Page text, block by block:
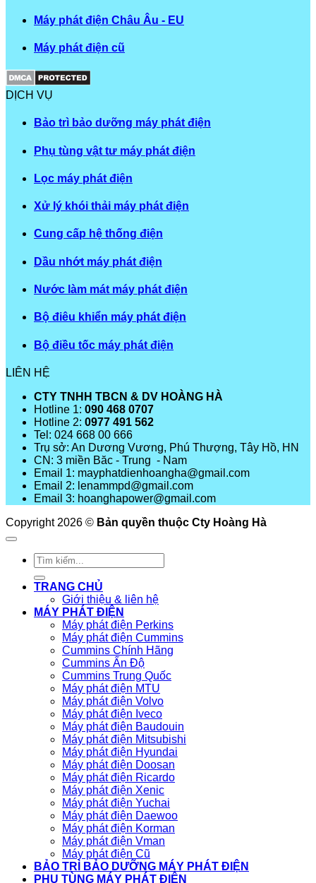
Máy phát điện Châu Âu - EU
Máy phát điện cũ
DỊCH VỤ
Bảo trì bảo dưỡng máy phát điện
Phụ tùng vật tư máy phát điện
Lọc máy phát điện
Xử lý khói thải máy phát điện
Cung cấp hệ thống điện
Dầu nhớt máy phát điện
Nước làm mát máy phát điện
Bộ điêu khiển máy phát điện
Bộ điều tốc máy phát điện
LIÊN HỆ
CTY TNHH TBCN & DV HOÀNG HÀ
Hotline 1: 090 468 0707
Hotline 2: 0977 491 562
Tel: 024 668 00 666
Trụ sở: An Dương Vương, Phú Thượng, Tây Hồ, HN
CN: 3 miền Băc - Trung - Nam
Email 1: mayphatdienhoangha@gmail.com
Email 2: lenammpd@gmail.com
Email 3: hoanghapower@gmail.com
Copyright 2026 © Bản quyền thuộc Cty Hoàng Hà
Tìm
kiếm:
TRANG CHỦ
Giới thiệu & liên hệ
MÁY PHÁT ĐIỆN
Máy phát điện Perkins
Máy phát điện Cummins
Cummins Chính Hãng
Cummins Ấn Độ
Cummins Trung Quốc
Máy phát điện MTU
Máy phát điện Volvo
Máy phát điện Iveco
Máy phát điện Baudouin
Máy phát điện Mitsubishi
Máy phát điện Hyundai
Máy phát điện Doosan
Máy phát điện Ricardo
Máy phát điện Xenic
Máy phát điện Yuchai
Máy phát điện Daewoo
Máy phát điện Korman
Máy phát điện Vman
Máy phát điện Cũ
BẢO TRÌ BẢO DƯỠNG MÁY PHÁT ĐIỆN
PHỤ TÙNG MÁY PHÁT ĐIỆN